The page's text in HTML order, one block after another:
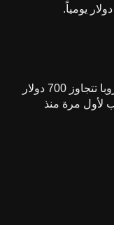
أسعار الغاز في أوروبا تتجاوز 700 دولار
لأول مرة منذ